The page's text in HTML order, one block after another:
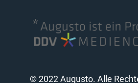
© 2022 Augusto. Alle